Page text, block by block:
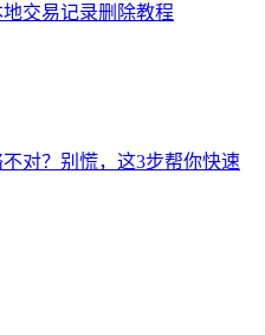
交易记录删除教程
对？别慌，这3步帮你快速